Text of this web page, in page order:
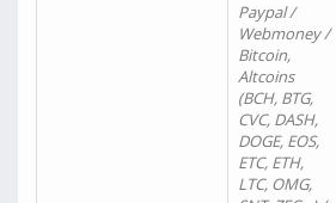
Paypal /
Webmoney /
Bitcoin,
Altcoins
(BCH, BTG,
CVC, DASH,
DOGE, EOS,
ETC, ETH,
LTC, OMG,